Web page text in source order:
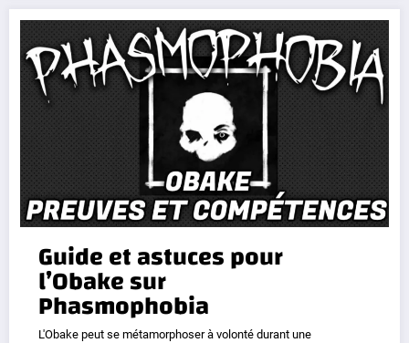
Guide et astuces pour
l’Obake sur
Phasmophobia
L'Obake peut se métamorphoser à volonté durant une